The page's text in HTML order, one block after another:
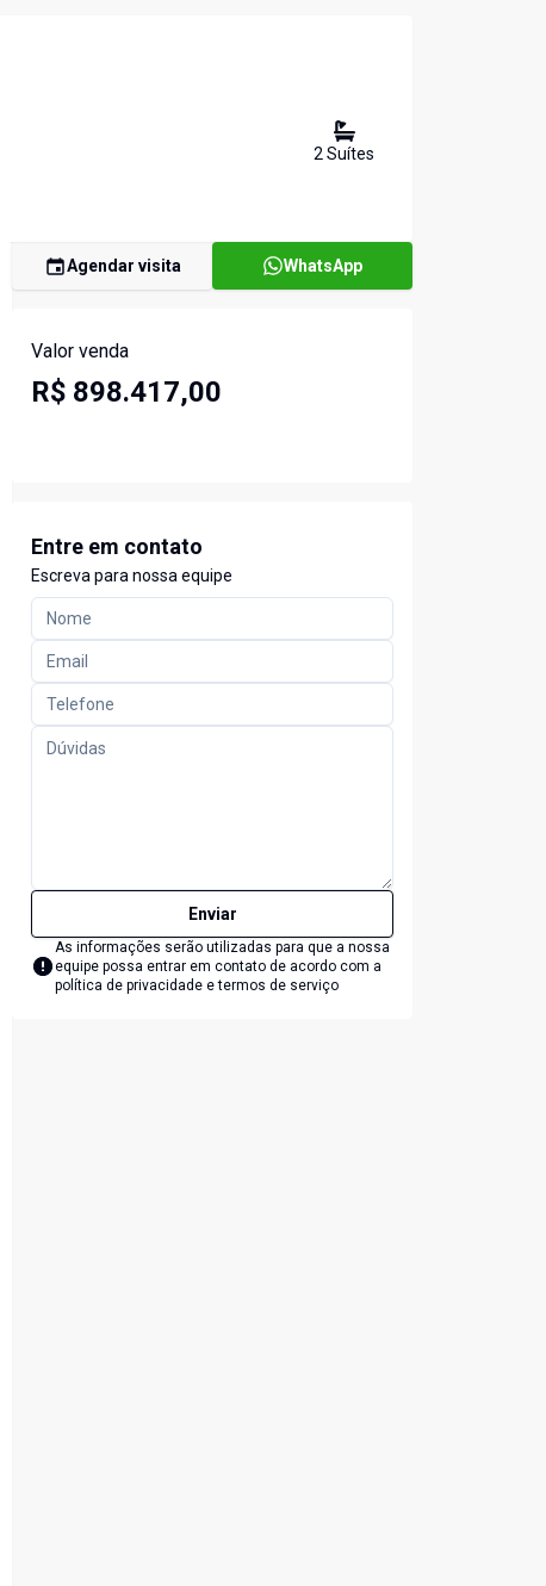
2Suítes
Agendar visita WhatsApp
Valor venda
R$ 898.417,00
Entre em contato
Escreva para nossa equipe
Enviar
As informações serão utilizadas para que a nossa
equipe possa entrar em contato de acordo com a
política de privacidade e termos de serviço